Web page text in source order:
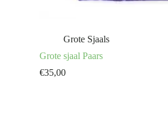
Grote Sjaals
Grote sjaal Paars
€35,00